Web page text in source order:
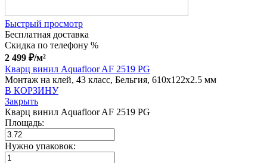
Быстрый просмотр
Бесплатная доставка
Скидка по телефону %
2 499 ₽/м²
Кварц винил Aquafloor AF 2519 PG
Монтаж на клей, 43 класс, Бельгия, 610x122x2.5 мм
В КОРЗИНУ
Закрыть
Кварц винил Aquafloor AF 2519 PG
Площадь:
Нужно упаковок: